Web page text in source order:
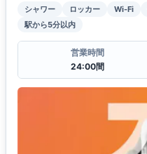
シャワー ロッカー Wi-Fi
駅から5分以内
営業時間
24:00間